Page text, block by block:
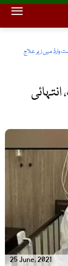
وارڈ میں زیر علاج
25 June, 2021